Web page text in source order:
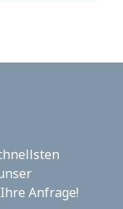
Anfrage!